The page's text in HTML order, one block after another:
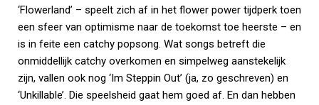
‘Flowerland’ – speelt zich af in het flower power tijdperk toen
een sfeer van optimisme naar de toekomst toe heerste – en
is in feite een catchy popsong. Wat songs betreft die
onmiddellijk catchy overkomen en simpelweg aanstekelijk
zijn, vallen ook nog ‘Im Steppin Out’ (ja, zo geschreven) en
‘Unkillable’. Die speelsheid gaat hem goed af. En dan hebben